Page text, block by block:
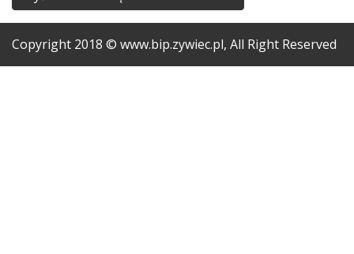
Copyright 2018 © www.bip.zywiec.pl, All Right Reserved